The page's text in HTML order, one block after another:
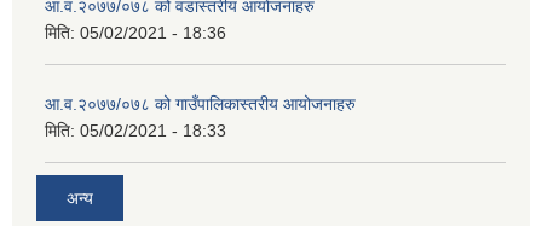
आ.व.२०७७/०७८ को वडास्तरीय आयोजनाहरु
मिति: 05/02/2021 - 18:36
आ.व.२०७७/०७८ को गाउँपालिकास्तरीय आयोजनाहरु
मिति: 05/02/2021 - 18:33
अन्य